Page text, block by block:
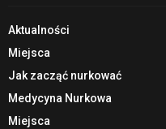
Aktualności
Miejsca
Jak zacząć nurkować
Medycyna Nurkowa
Miejsca